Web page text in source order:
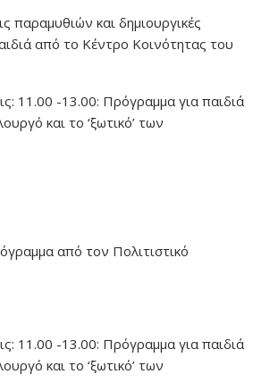
παραμυθιών και δημιουργικές
από το Κέντρο Κοινότητας του
11.00 -13.00: Πρόγραμμα για παιδιά
και το ‘ξωτικό’ των
από τον Πολιτιστικό
11.00 -13.00: Πρόγραμμα για παιδιά
και το ‘ξωτικό’ των